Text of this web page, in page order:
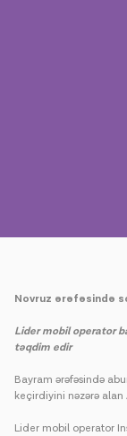
Novruz ərəfəsində
Lider mobil operator
təqdim edir
Bayram ərəfəsində
keçirdiyini nəzərə alan
Lider mobil operator